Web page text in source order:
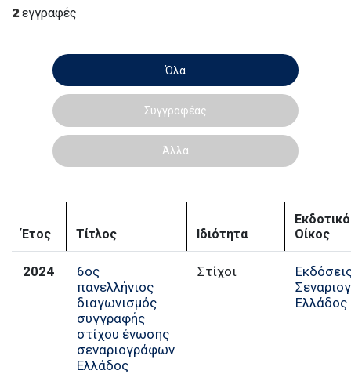
2 εγγραφές
Όλα
Συγγραφέας
Άλλα
Έτος Τίτλος Ιδιότητα
Οίκος
2024
6ος
πανελλήνιος
διαγωνισμός
συγγραφής
στίχου ένωσης
σεναριογράφων
Ελλάδος
Στίχοι
Ελλάδος